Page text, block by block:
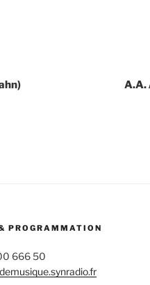
A.A.
PROGRAMMATION
666 50